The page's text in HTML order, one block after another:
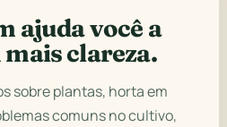
ajuda você a
clareza.
sobre plantas, horta em
comuns no cultivo,